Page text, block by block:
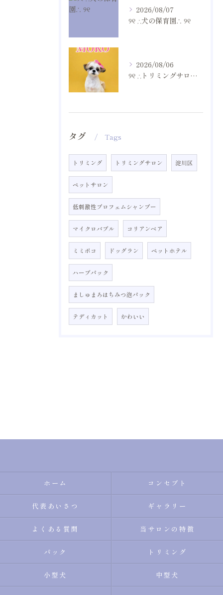
2026/08/07
୨୧ ∴犬の保育園∴ ୨୧
2026/08/06
୨୧ ∴トリミングサロン∴ ୨୧
タグ Tags
トリミング トリミングサロン 淀川区
ペットサロン
低刺激性プロフェムシャンプー
マイクロバブル コリアンベア
ミミポコ ドッグラン ペットホテル
ハーブパック
ましゅまろはちみつ泡パック
テディカット かわいい
ホーム コンセプト
代表あいさつ ギャラリー
よくある質問 当サロンの特徴
パック トリミング
小型犬 中型犬